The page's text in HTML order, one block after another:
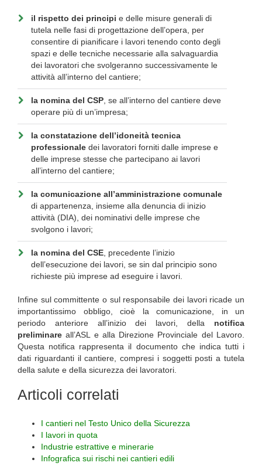
il rispetto dei principi e delle misure generali di
tutela nelle fasi di progettazione dell’opera, per
consentire di pianificare i lavori tenendo conto degli
spazi e delle tecniche necessarie alla salvaguardia
dei lavoratori che svolgeranno successivamente le
attività all’interno del cantiere;
la nomina del CSP , se all’interno del cantiere deve
operare più di un’impresa;
la constatazione dell’idoneità tecnica
professionale dei lavoratori forniti dalle imprese e
delle imprese stesse che partecipano ai lavori
all’interno del cantiere;
la comunicazione all’amministrazione comunale
di appartenenza, insieme alla denuncia di inizio
attività (DIA), dei nominativi delle imprese che
svolgono i lavori;
la nomina del CSE , precedente l’inizio
dell’esecuzione dei lavori, se sin dal principio sono
richieste più imprese ad eseguire i lavori.
Infine sul committente o sul responsabile dei lavori ricade un
importantissimo obbligo, cioè la comunicazione, in un
periodo anteriore all’inizio dei lavori, della notifica
preliminare all’ASL e alla Direzione Provinciale del Lavoro.
Questa notifica rappresenta il documento che indica tutti i
dati riguardanti il cantiere, compresi i soggetti posti a tutela
della salute e della sicurezza dei lavoratori.
Articoli correlati
I cantieri nel Testo Unico della Sicurezza
I lavori in quota
Industrie estrattive e minerarie
Infografica sui rischi nei cantieri edili